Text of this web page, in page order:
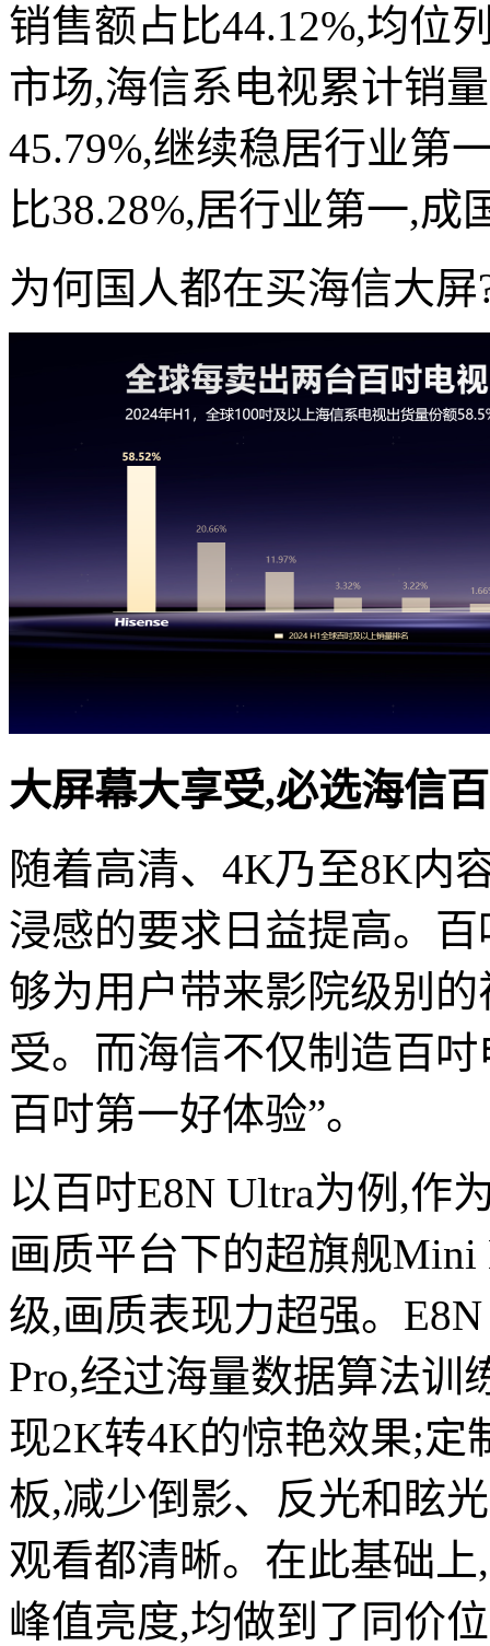
销售额占比44.12%,均位
市场,海信系电视累计销
45.79%,继续稳居行业第
比38.28%,居行业第一,
为何国人都在买海信大
大屏幕大享受,必选海信
随着高清、4K乃至8K内
浸感的要求日益提高。
够为用户带来影院级别
受。而海信不仅制造百
百吋第一好体验”。
以百吋E8N Ultra为例,作
画质平台下的超旗舰Mini
级,画质表现力超强。
Pro,经过海量数据算法训
现2K转4K的惊艳效果;定
板,减少倒影、反光和眩
观看都清晰。在此基础
峰值亮度,均做到了同价